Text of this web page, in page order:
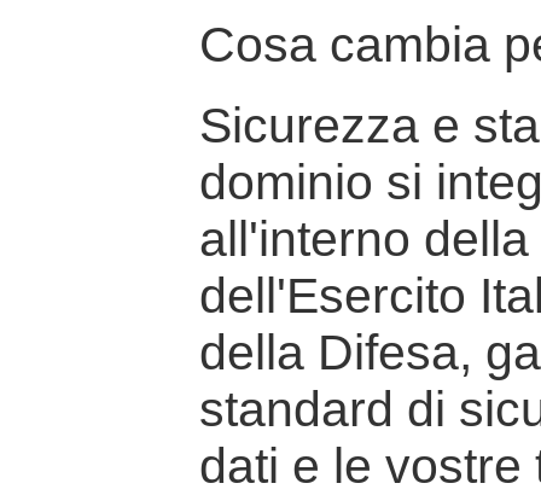
Cosa cambia
Sicurezza e
dominio si
all'interno
dell'Esercito
della Difesa,
standard di
dati e le vostre